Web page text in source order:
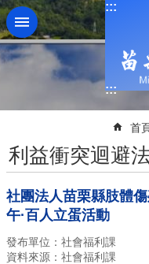
跳到主要內容區塊
:::
:::
首
利益衝突迴避
社團法人苗栗縣肢體
午·百人立蛋活動
發布單位：社會福利課
資料來源：社會福利課